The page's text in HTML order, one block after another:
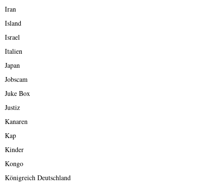
Iran
Island
Israel
Italien
Japan
Jobscam
Juke Box
Justiz
Kanaren
Kap
Kinder
Kongo
Königreich Deutschland